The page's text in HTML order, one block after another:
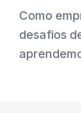
Como
desafios